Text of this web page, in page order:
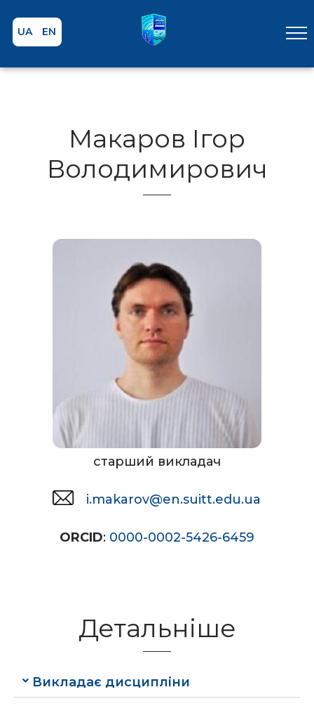
UA EN
Макаров Ігор
Володимирович
старший викладач
i.makarov@en.suitt.edu.ua
ORCID: 0000-0002-5426-6459
Детальніше
Викладає дисципліни